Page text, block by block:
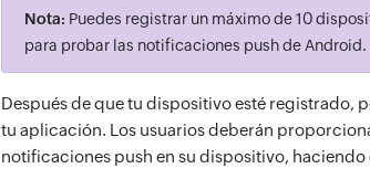
Nota: Puedes registrar un máximo de 10
para probar las notificaciones push de Android.
Después de que tu dispositivo esté registrado,
tu aplicación. Los usuarios deberán
notificaciones push en su dispositivo, haciendo